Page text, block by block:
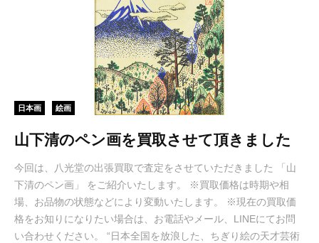
日本画 絵画
山下清のペン画を買取させて頂きました
今回は、八光堂の出張買取で査定をさせていただきました 「山
下清のペン画」 をご紹介いたします。 ※買取価格は時期や相
場、お品物の状態などにより変動いたします。 ※現在の買取価
格をお知りになりたい場合は、お電話やメール、LINEにてお問
い合わせください。 “日本全国を放浪した、ちぎり絵の天才芸術